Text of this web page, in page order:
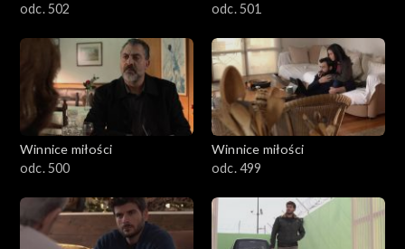
odc. 502
odc. 501
Winnice miłości
odc. 500
Winnice miłości
odc. 499